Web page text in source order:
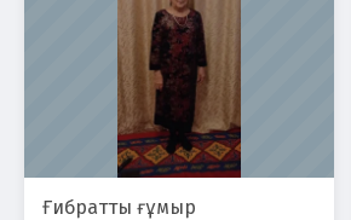
Ғибратты ғұмыр